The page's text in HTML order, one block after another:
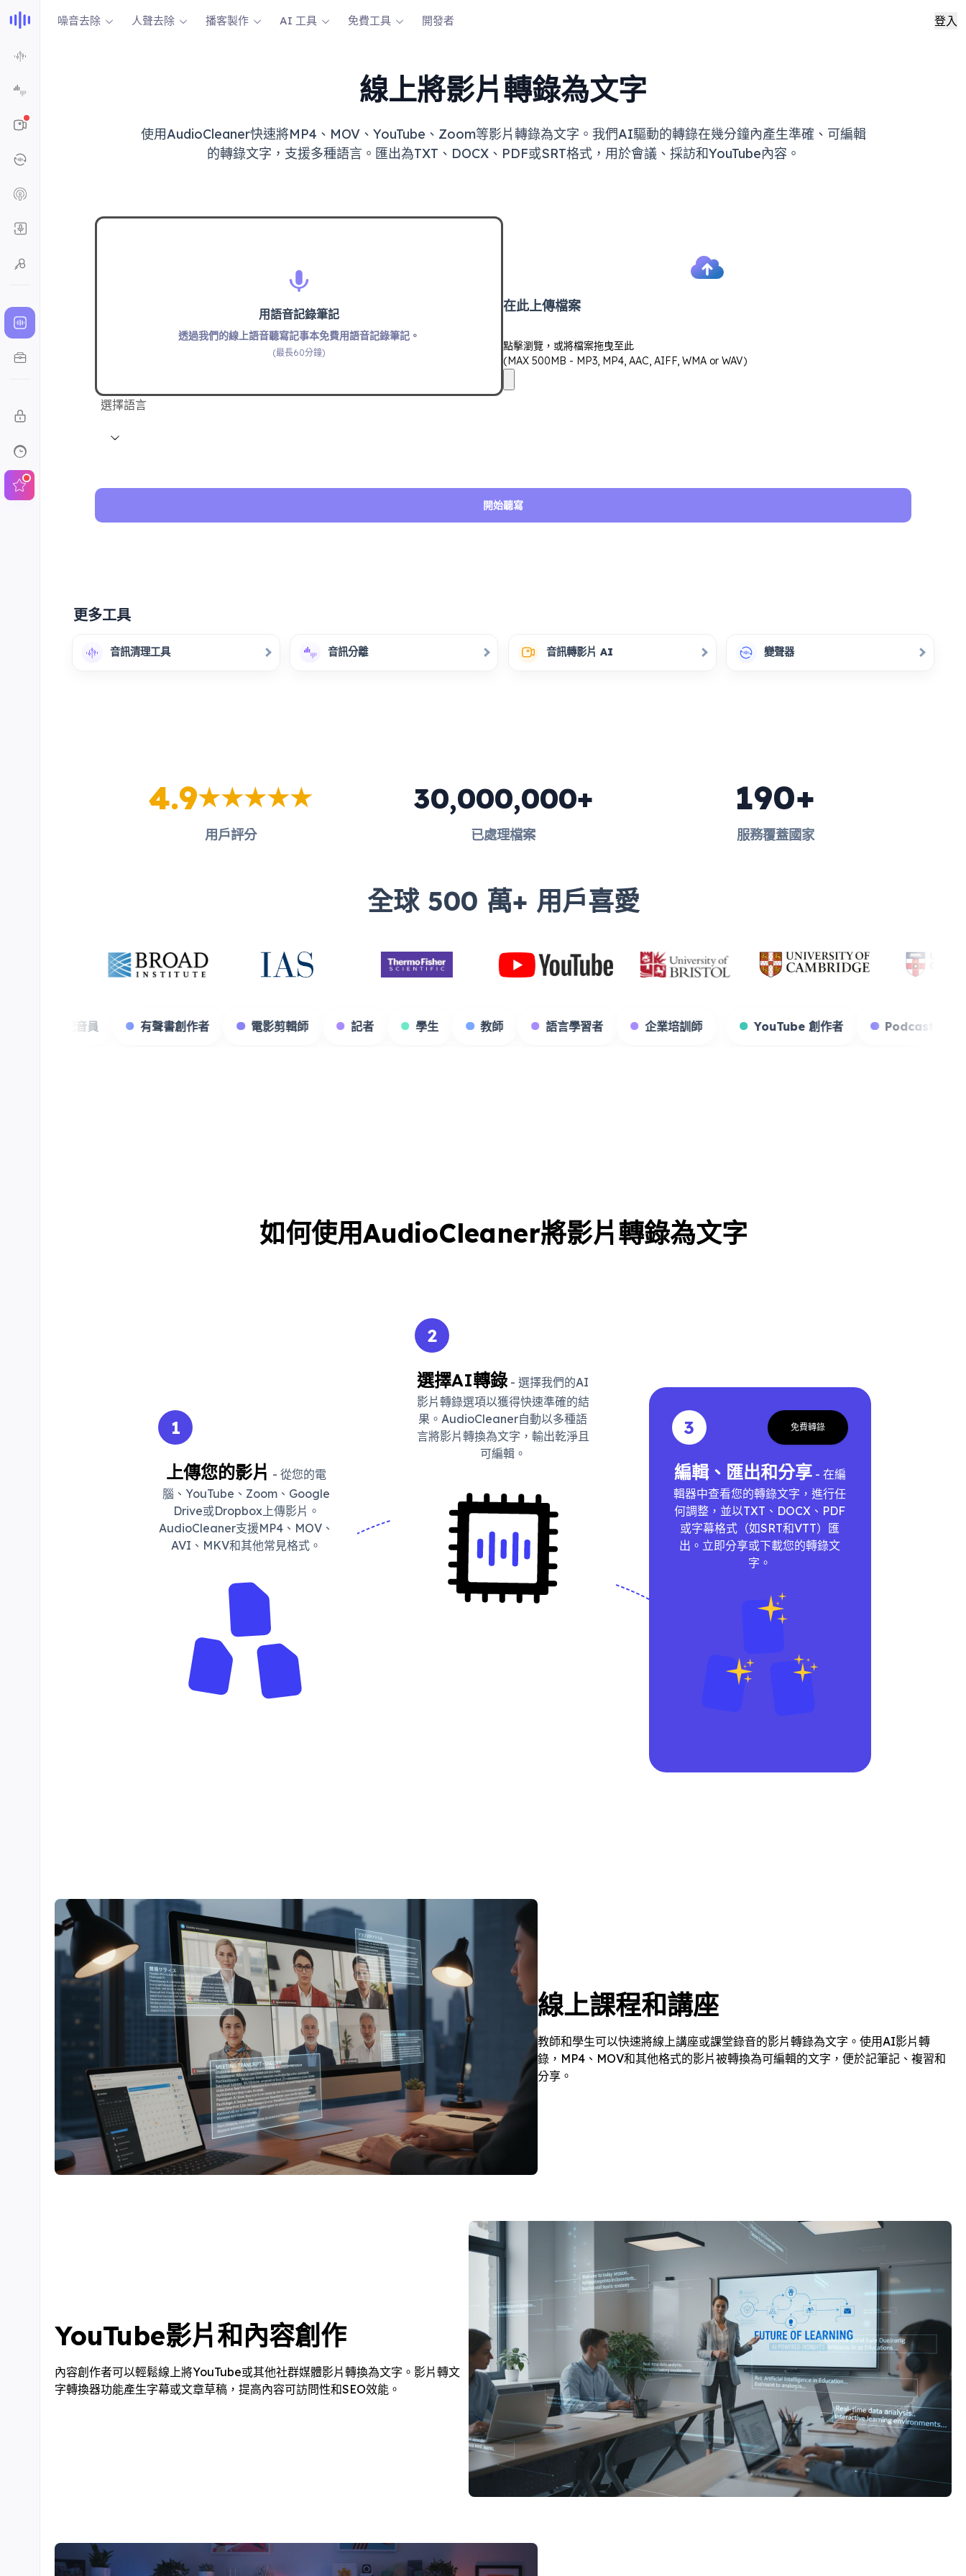
噪音去除 人聲去除 播客製作 AI 工具 免費工具 開發者 登入
線上將影片轉錄為文字
使用AudioCleaner快速將MP4、MOV、YouTube、Zoom等影片轉錄為文字。我們AI驅動的轉錄在幾分鐘內產生準確、可編輯
的轉錄文字，支援多種語言。匯出為TXT、DOCX、PDF或SRT格式，用於會議、採訪和YouTube內容。
用語音記錄筆記
透過我們的線上語音聽寫記事本免費用語音記錄筆記。
(最長60分鐘)
在此上傳檔案
點擊瀏覽，或將檔案拖曳至此
(MAX 500MB - MP3, MP4, AAC, AIFF, WMA or WAV)
選擇語言
開始聽寫
更多工具
音訊清理工具 音訊分離 音訊轉影片 AI 變聲器
4.9
用戶評分
30,000,000+
已處理檔案
190+
服務覆蓋國家
全球 500 萬+ 用戶喜愛
配音員 有聲書創作者 電影剪輯師 記者 學生 教師 語言學習者 企業培訓師 YouTube 創作者
如何使用AudioCleaner將影片轉錄為文字
1
上傳您的影片 - 從您的電
腦、YouTube、Zoom、Google
Drive或Dropbox上傳影片。
AudioCleaner支援MP4、MOV、
AVI、MKV和其他常見格式。
2
選擇AI轉錄 - 選擇我們的AI
影片轉錄選項以獲得快速準確的結
果。AudioCleaner自動以多種語
言將影片轉換為文字，輸出乾淨且
可編輯。
3 免費轉錄
編輯、匯出和分享- 在編
輯器中查看您的轉錄文字，進行任
何調整，並以TXT、DOCX、PDF
或字幕格式（如SRT和VTT）匯
出。立即分享或下載您的轉錄文
字。
線上課程和講座
教師和學生可以快速將線上講座或課堂錄音的影片轉錄為文字。使用AI影片轉
錄，MP4、MOV和其他格式的影片被轉換為可編輯的文字，便於記筆記、複習和
分享。
YouTube影片和內容創作
內容創作者可以輕鬆線上將YouTube或其他社群媒體影片轉換為文字。影片轉文
字轉換器功能產生字幕或文章草稿，提高內容可訪問性和SEO效能。